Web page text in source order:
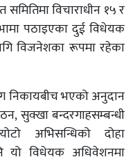
विचाराधीन १५ र
पठाइएका दुई विधेयक
विजनेशका रूपमा रहेका
निकायबीच भएको अनुदान
सुक्खा बन्दरगाहसम्बन्धी
अभिसन्धिको दोहा
यो विधेयक अधिवेशनमा